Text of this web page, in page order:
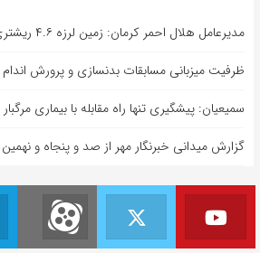
مدیرعامل هلال احمر کرمان: زمین لرزه ۴.۶ ریشتری گلباف خسارتی نداشت
ظرفیت میزبانی مسابقات بدنسازی و پرورش
سمیعیان: پیشگیری تنها راه مقابله با بیماری
گزارش میدانی خبرنگار مهر از صد و پنجاه و